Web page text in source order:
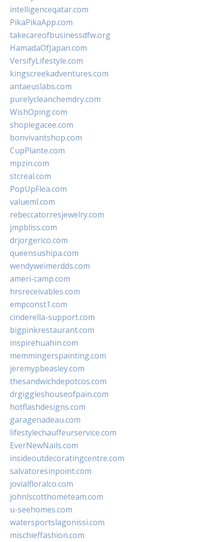
intelligenceqatar.com
PikaPikaApp.com
takecareofbusinessdfw.org
HamadaOfJapan.com
VersifyLifestyle.com
kingscreekadventures.com
antaeuslabs.com
purelycleanchemdry.com
WishOping.com
shoplegacee.com
bonvivantshop.com
CupPlante.com
mpzin.com
stcreal.com
PopUpFlea.com
valueml.com
rebeccatorresjewelry.com
jmpbliss.com
drjorgerico.com
queensushipa.com
wendyweimerdds.com
ameri-camp.com
hrsreceivables.com
empconst1.com
cinderella-support.com
bigpinkrestaurant.com
inspirehuahin.com
memmingerspainting.com
jeremypbeasley.com
thesandwichdepotcos.com
drgiggleshouseofpain.com
hotflashdesigns.com
garagenadeau.com
lifestylechauffeurservice.com
EverNewNails.com
insideoutdecoratingcentre.com
salvatoresinpoint.com
jovialfloralco.com
johnlscotthometeam.com
u-seehomes.com
watersportslagonissi.com
mischieffashion.com